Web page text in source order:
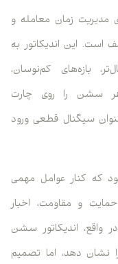
مدیریت زمان معامله و
است. این اندیکاتور به
بازه‌های کم‌نوسان،
هر سشن را روی چارت
سیگنال قطعی ورود
که کنار عوامل مهمی
و مقاومت، اخبار
اندیکاتور سشن
نشان دهد، اما تصمیم